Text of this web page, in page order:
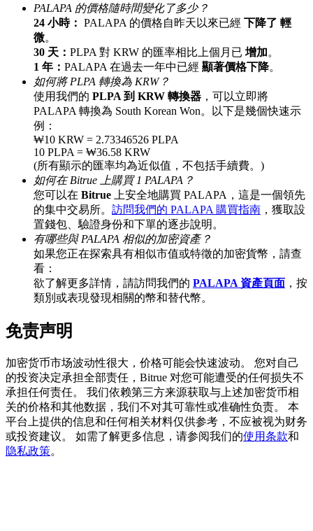
邀请好友
邀請朋友獲得現金獎勵
BTC 專享獎勵
BTC 專享獎勵
充值並交易BTC瓜分 25,000 USDT 獎池！
充值CASHCAT & 赢取
瓜分 500000 CASHCAT 獎池
BitMart 用戶遷移專享
註冊&交易贏 500,000 USDT
PALAPA 的價格隨時間變化了多少？
24 小時： PALAPA 的價格自昨天以來已經 下降了 輕
微。
30 天： PLPA 對 KRW 的匯率相比上個月已 增加。
1 年： PALAPA 在過去一年中已經 顯著價格下降。
如何將 PLPA 轉換為 KRW？
使用我們的 PLPA 到 KRW 轉換器 ，可以立即將
PALAPA 轉換為 South Korean Won。以下是幾個快速示
例：
₩10 KRW = 2.73346526 PLPA
10 PLPA = ₩36.58 KRW
(所有顯示的匯率均為近似值，不包括手續費。)
如何在 Bitrue 上購買 1 PALAPA？
您可以在 Bitrue 上安全地購買 PALAPA，這是一個領先
的集中交易所。 訪問我們的 PALAPA 購買指南 ，獲取設
置錢包、驗證身份和下單的逐步說明。
有哪些與 PALAPA 相似的加密資產？
如果您正在探索具有相似市值或特徵的加密貨幣，請查
看：
欲了解更多詳情，請訪問我們的 PALAPA 資產頁面 ，按
類別或表現發現相關的幣和替代幣。
免责声明
加密货币市场波动性很大，价格可能会快速波动。 您对自己
的投资决定承担全部责任，Bitrue 对您可能遭受的任何损失不
承担任何责任。 我们依赖第三方来源获取与上述加密货币相
关的价格和其他数据，我们不对其可靠性或准确性负责。 本
平台上提供的信息和任何相关材料仅供参考，不应被视为财务
或投资建议。 如需了解更多信息，请参阅我们的使用条款和
隐私政策。